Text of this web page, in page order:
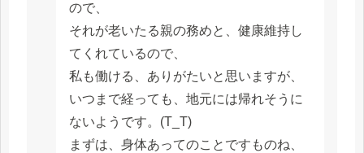
ので、
それが老いたる親の務めと、健康維持し
てくれているので、
私も働ける、ありがたいと思いますが、
いつまで経っても、地元には帰れそうに
ないようです。(T_T)
まずは、身体あってのことですものね、